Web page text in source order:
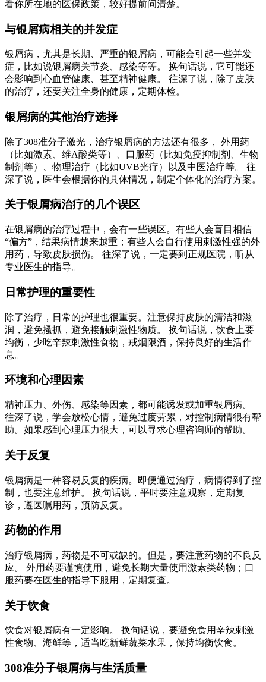
看你所在地的医保政策，较好提前问清楚。
与银屑病相关的并发症
银屑病，尤其是长期、严重的银屑病，可能会引起一些并发
症，比如说银屑病关节炎、感染等等。 换句话说，它可能还
会影响到心血管健康、甚至精神健康。 往深了说，除了皮肤
的治疗，还要关注全身的健康，定期体检。
银屑病的其他治疗选择
除了308准分子激光，治疗银屑病的方法还有很多， 外用药
（比如激素、维A酸类等）、口服药（比如免疫抑制剂、生物
制剂等）、物理治疗（比如UVB光疗）以及中医治疗等。 往
深了说，医生会根据你的具体情况，制定个体化的治疗方案。
关于银屑病治疗的几个误区
在银屑病的治疗过程中，会有一些误区。有些人会盲目相信
“偏方”，结果病情越来越重；有些人会自行使用刺激性强的外
用药，导致皮肤损伤。 往深了说，一定要到正规医院，听从
专业医生的指导。
日常护理的重要性
除了治疗，日常的护理也很重要。注意保持皮肤的清洁和滋
润，避免搔抓，避免接触刺激性物质。 换句话说，饮食上要
均衡，少吃辛辣刺激性食物，戒烟限酒，保持良好的生活作
息。
环境和心理因素
精神压力、外伤、感染等因素，都可能诱发或加重银屑病。
往深了说，学会放松心情，避免过度劳累，对控制病情很有帮
助。如果感到心理压力很大，可以寻求心理咨询师的帮助。
关于反复
银屑病是一种容易反复的疾病。即便通过治疗，病情得到了控
制，也要注意维护。 换句话说，平时要注意观察，定期复
诊，遵医嘱用药，预防反复。
药物的作用
治疗银屑病，药物是不可或缺的。但是，要注意药物的不良反
应。 外用药要谨慎使用，避免长期大量使用激素类药物；口
服药要在医生的指导下服用，定期复查。
关于饮食
饮食对银屑病有一定影响。 换句话说，要避免食用辛辣刺激
性食物、海鲜等，适当吃新鲜蔬菜水果，保持均衡饮食。
308准分子银屑病与生活质量